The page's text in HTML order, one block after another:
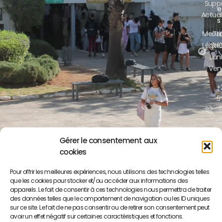
Gérer le consentement aux
cookies
Pour offrir les meilleures expériences, nous utilisons des technologies telles
que les cookies pour stocker et/ou accéder aux informations des
appareils. Le fait de consentir à ces technologies nous permettra de traiter
des données telles que le comportement de navigation ou les ID uniques
sur ce site. Le fait de ne pas consentir ou de retirer son consentement peut
avoir un effet négatif sur certaines caractéristiques et fonctions.
e
s
5